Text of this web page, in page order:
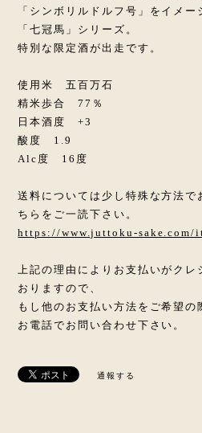
「シンボリルドルフ号」をイメ
「七冠馬」シリーズ。
特別な限定酒が出走です。
使用米 五百万石
精米歩合 77％
日本酒度 +3
酸度 1.9
Alc度 16度
送料については少し特殊な方法で
ちらをご一読下さい。
https://www.juttoku-sake.com/
上記の理由によりお支払いがクレ
おりますので、
もし他のお支払い方法をご希望
お電話でお問い合わせ下さい。
通報する